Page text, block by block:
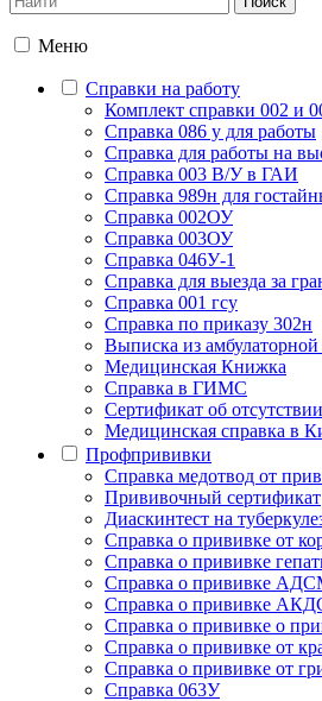
Меню
Справки на работу
Комплект справки 002 и
Справка 086 у для работы
Справка для работы на
Справка 003 В/У в ГАИ
Справка 989н для
Справка 002ОУ
Справка 003ОУ
Справка 046У-1
Справка для выезда за
Справка 001 гсу
Справка по приказу 302н
Выписка из амбулаторной
Медицинская Книжка
Справка в ГИМС
Сертификат об
Медицинская справка в
Профпрививки
Справка медотвод от
Прививочный сертификат
Диаскинтест на
Cправка о прививке от
Cправка о прививке
Справка о прививке
Справка о прививке
Справка о прививке о
Справка о прививке от
Справка о прививке от
Справка 063У